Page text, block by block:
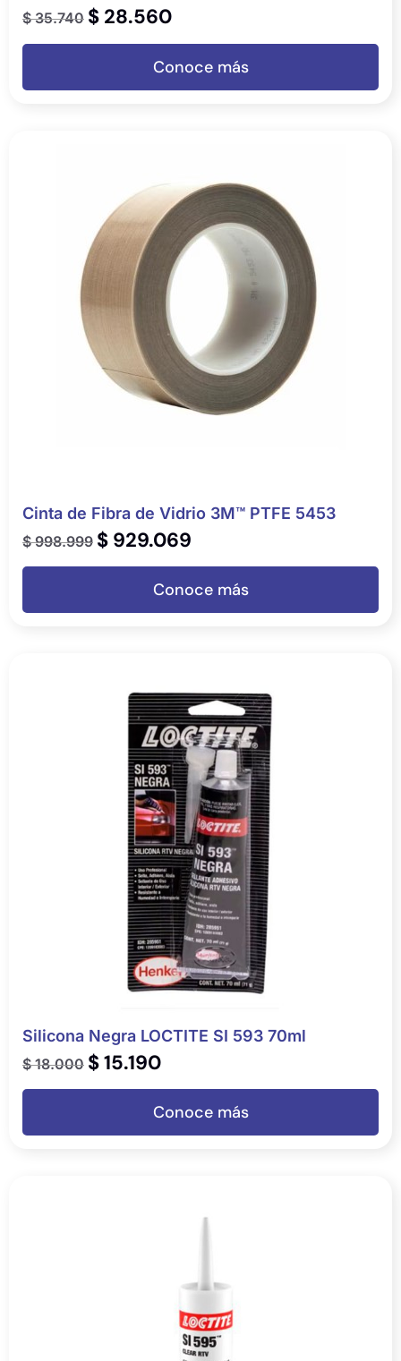
$35.740 $ 28.560
Conoce más
Cinta de Fibra de Vidrio 3M™ PTFE 5453
$998.999 $ 929.069
Conoce más
Silicona Negra LOCTITE SI 593 70ml
$18.000 $15.190
Conoce más